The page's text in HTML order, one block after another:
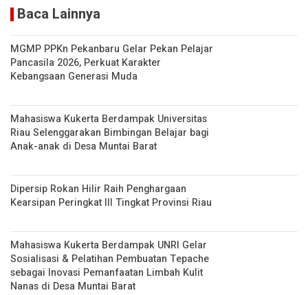
Baca Lainnya
MGMP PPKn Pekanbaru Gelar Pekan Pelajar
Pancasila 2026, Perkuat Karakter
Kebangsaan Generasi Muda
Mahasiswa Kukerta Berdampak Universitas
Riau Selenggarakan Bimbingan Belajar bagi
Anak-anak di Desa Muntai Barat
Dipersip Rokan Hilir Raih Penghargaan
Kearsipan Peringkat III Tingkat Provinsi Riau
Mahasiswa Kukerta Berdampak UNRI Gelar
Sosialisasi & Pelatihan Pembuatan Tepache
sebagai Inovasi Pemanfaatan Limbah Kulit
Nanas di Desa Muntai Barat